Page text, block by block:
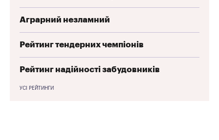
Аграрний незламний
Рейтинг тендерних чемпіонів
Рейтинг надійності забудовників
УСІ РЕЙТИНГИ